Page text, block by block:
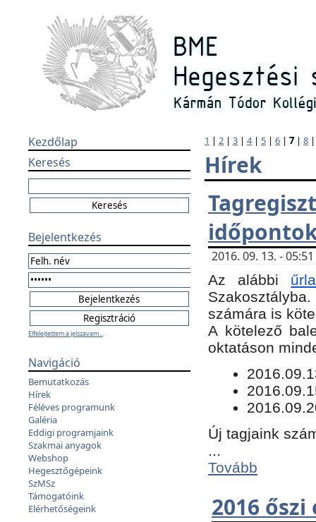
Kezdőlap
Keresés
Bejelentkezés
Elfelejtettem a jelszavam...
Navigáció
Bemutatkozás
Hírek
Féléves programunk
Galéria
Eddigi programjaink
Szakmai anyagok
Webshop
Hegesztőgépeink
SzMSz
Támogatóink
Elérhetőségeink
1 | 2 | 3 | 4| 5 | 6 | 7 | 8
Hírek
2016. 09. 13. -
Az alábbi
számára is
​A kötelező
oktatáson
Új tagjaink
...
Tovább
2016